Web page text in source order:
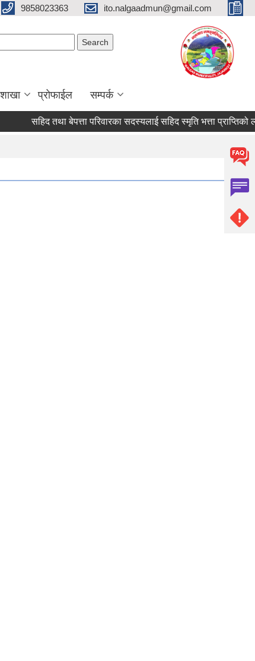
9858023363 ito.nalgaadmun@gmail.com
प्रोफाईल सम्पर्क
सहिद तथा बेपत्ता परिवारका सदस्यलाई सहिद स्मृति भत्ता प्राप्तिको लागि